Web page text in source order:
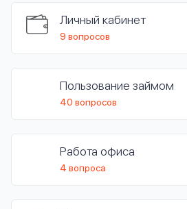
Личный кабинет
9 вопросов
Пользование займом
40 вопросов
Работа офиса
4 вопроса